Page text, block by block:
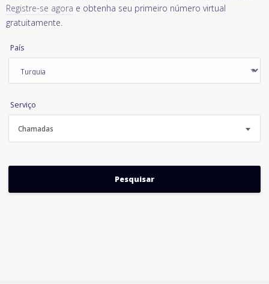
Registre-se agora e obtenha seu primeiro número virtual
gratuitamente.
País
Serviço
Chamadas